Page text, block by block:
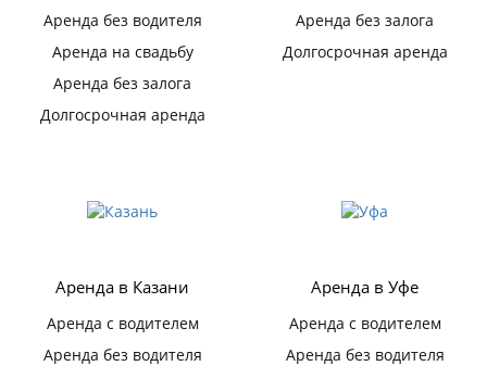
Аренда без водителя
Аренда на свадьбу
Аренда без залога
Долгосрочная аренда
Аренда без залога
Долгосрочная аренда
Аренда в Казани
Аренда с водителем
Аренда без водителя
Аренда в Уфе
Аренда с водителем
Аренда без водителя